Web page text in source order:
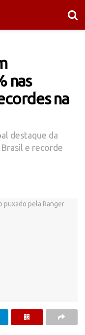
nas
na
destaque da
e recorde